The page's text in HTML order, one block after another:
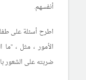
أنفسهم.
اطرح أسئلة على
الأمور ، مثل ،
ضربته على الشعور